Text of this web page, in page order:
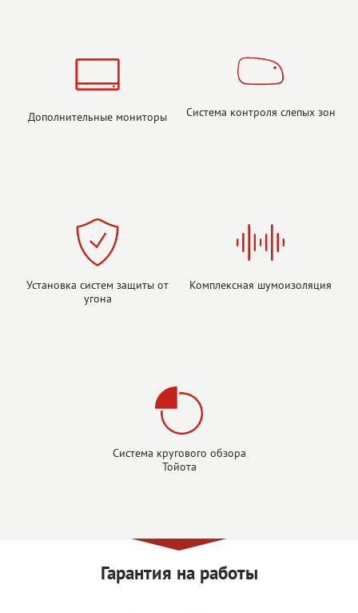
Дополнительные мониторы Система контроля слепых зон
Установка систем защиты от
угона
Комплексная шумоизоляция
Система кругового обзора
Тойота
Гарантия на работы